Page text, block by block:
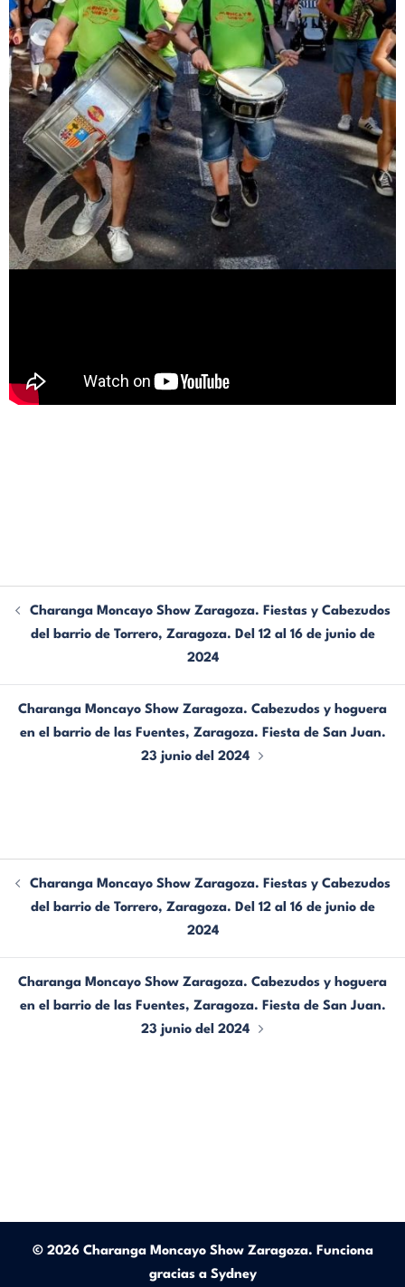
Charanga Moncayo Show Zaragoza. Fiestas y Cabezudos
del barrio de Torrero, Zaragoza. Del 12 al 16 de junio de
2024
Charanga Moncayo Show Zaragoza. Cabezudos y hoguera
en el barrio de las Fuentes, Zaragoza. Fiesta de San Juan.
23 junio del 2024
Charanga Moncayo Show Zaragoza. Fiestas y Cabezudos
del barrio de Torrero, Zaragoza. Del 12 al 16 de junio de
2024
Charanga Moncayo Show Zaragoza. Cabezudos y hoguera
en el barrio de las Fuentes, Zaragoza. Fiesta de San Juan.
23 junio del 2024
© 2026 Charanga Moncayo Show Zaragoza. Funciona
gracias a Sydney